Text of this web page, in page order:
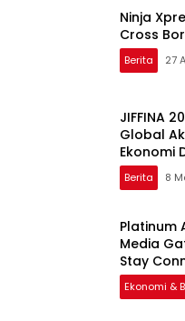
Ninja
Cross
Berita 27
JIFFINA
Global
Ekonomi
Berita 8
Platinum
Media
Stay
Ekonomi &